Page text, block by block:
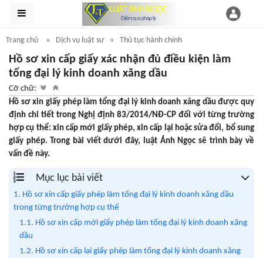
Trang chủ Dịch vụ luật sư Thủ tục hành chính
Hồ sơ xin cấp giấy xác nhận đủ điều kiện làm
tổng đại lý kinh doanh xăng dầu
Cỡ chữ:
Hồ sơ xin giấy phép làm tổng đại lý kinh doanh xăng dầu được quy
định chi tiết trong Nghị định 83/2014/NĐ-CP đối với từng trường
hợp cụ thể: xin cấp mới giấy phép, xin cấp lại hoặc sửa đổi, bổ sung
giấy phép. Trong bài viết dưới đây, luật Ánh Ngọc sẽ trình bày về
vấn đề này.
Mục lục bài viết
1. Hồ sơ xin cấp giấy phép làm tổng đại lý kinh doanh xăng dầu
trong từng trường hợp cụ thể
1.1. Hồ sơ xin cấp mới giấy phép làm tổng đại lý kinh doanh xăng
dầu
1.2. Hồ sơ xin cấp lại giấy phép làm tổng đại lý kinh doanh xăng